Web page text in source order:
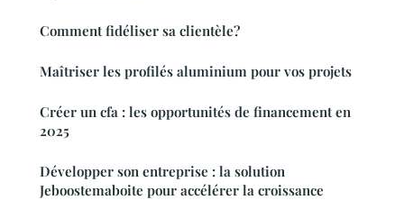
Comment fidéliser sa clientèle?
Maîtriser les profilés aluminium pour vos projets
Créer un cfa : les opportunités de financement en
2025
Développer son entreprise : la solution
Jeboostemaboite pour accélérer la croissance